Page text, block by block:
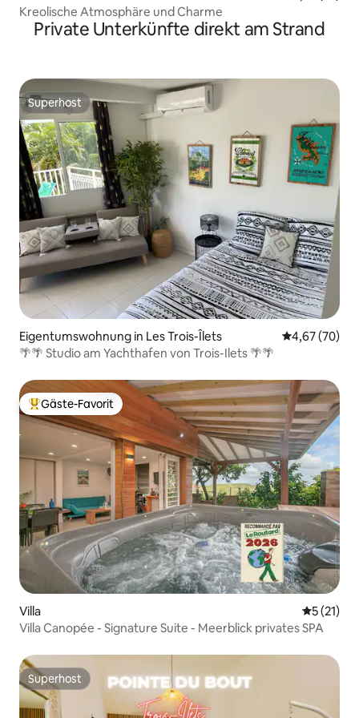
Kreolische Atmosphäre und Charme
Private Unterkünfte direkt am Strand
Superhost
Superhost
Eigentumswohnung in Les Trois-Îlets
4,67 (70)
🌴🌴 Studio am Yachthafen von Trois-Ilets 🌴🌴
Beliebter Gäste-Favorit.
Gäste-Favorit
Villa
5 (21)
Villa Canopée - Signature Suite - Meerblick privates SPA
Superhost
Superhost